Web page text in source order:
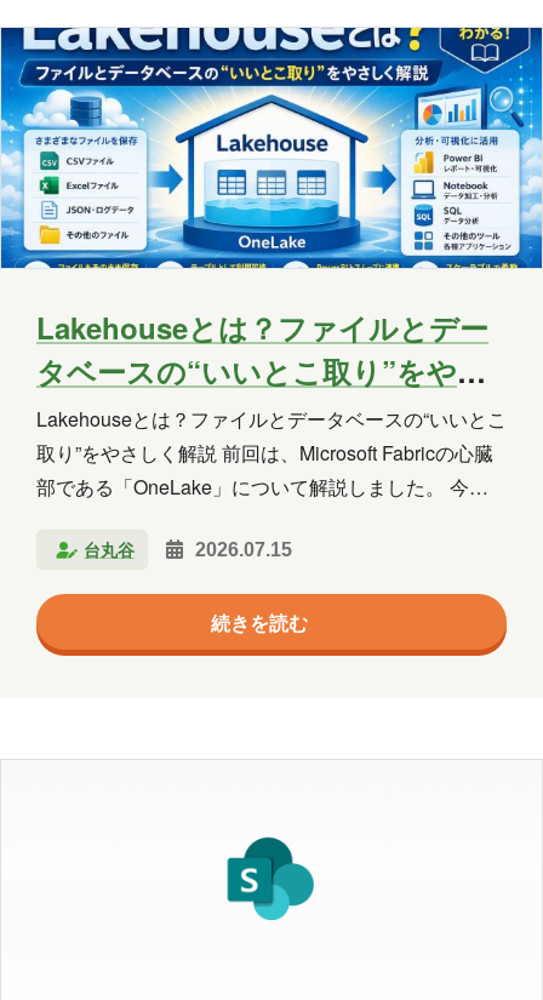
Azure Synapse Analytics
C#
ChatGPT
Claude Code
Configuration Manager
Copilot
Copilot Studio
Dynamics 365
Exchange
Exchange Online
GPT
GPT-OSS
Intellectra
Intune
iOS
Linux LLM
LM Studio
LT
MCP
Microsoft
Microsoft 365
Microsoft 365 Copilot
Microsoft Access
Microsoft Dataverse
Microsoft Edge
Microsoft Entra ID
Microsoft Fabric
Microsoft Forms
OneLake
OneNote
OpenAI
Power Platform
PowerShell
Lakehouseとは？ファイルとデー
タベースの“いいとこ取り”をやさ
しく解説
Lakehouseとは？ファイルとデータベースの“いいとこ
取り”をやさしく解説 前回は、Microsoft Fabricの心臓
部である「OneLake」について解説しました。 今回
Lakehouse（レイクハウス） について紹介します。
Lakehouseは、Microsoft Fabricを学び始めると必ず目
にする重要な機能です。 しかし、 Lakehouseとは何
なのか データレイクと何が違うのか なぜFabricで重要
く解説しま…
台丸谷 2026.07.15
続きを読む